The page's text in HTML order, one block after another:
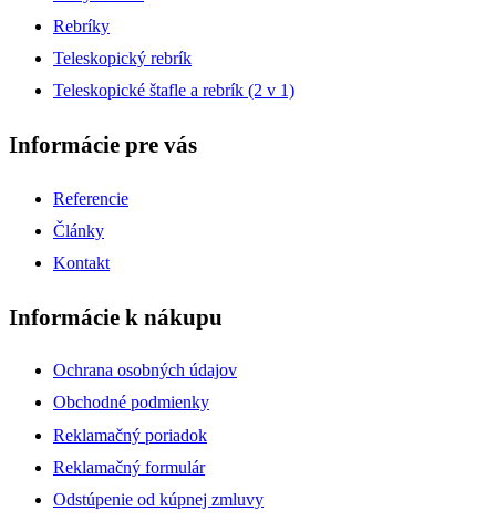
Rebríky
Teleskopický rebrík
Teleskopické štafle a rebrík (2 v 1)
Informácie pre vás
Referencie
Články
Kontakt
Informácie k nákupu
Ochrana osobných údajov
Obchodné podmienky
Reklamačný poriadok
Reklamačný formulár
Odstúpenie od kúpnej zmluvy